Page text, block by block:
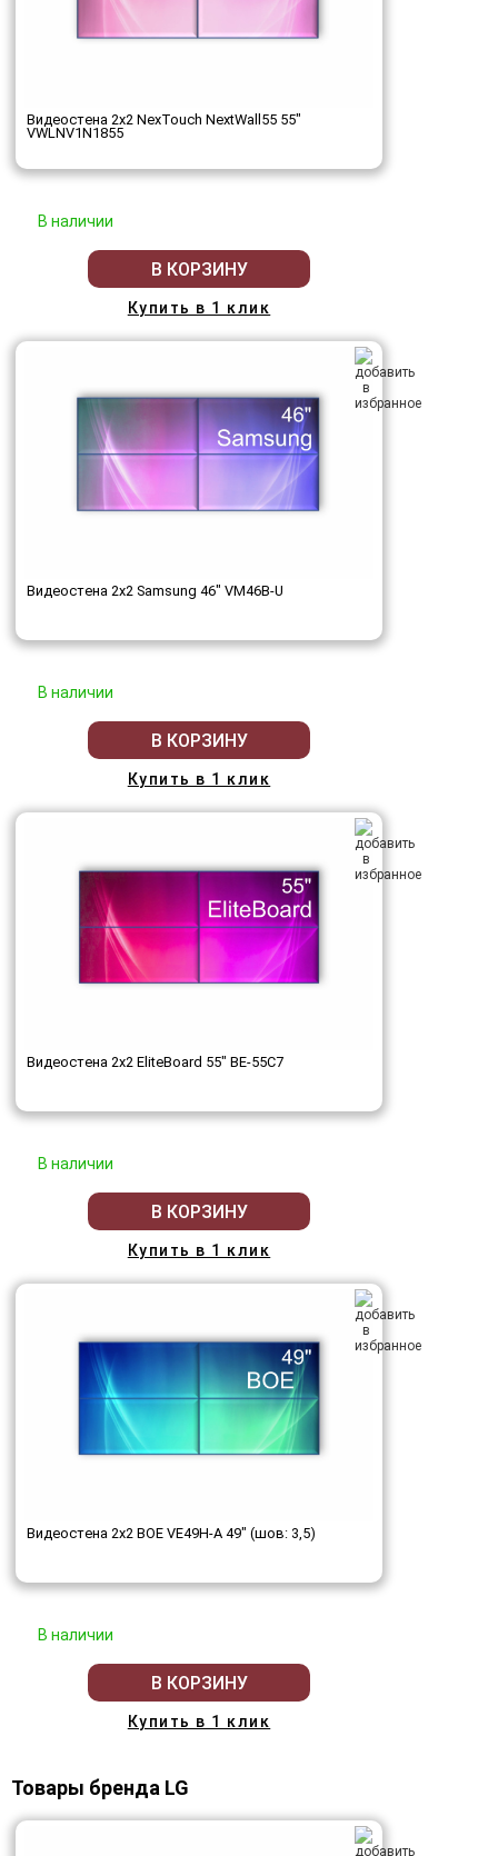
Видеостена 2x2 NexTouch NextWall55 55"
VWLNV1N1855
В наличии
В КОРЗИНУ
Купить в 1 клик
Видеостена 2x2 Samsung 46" VM46B-U
В наличии
В КОРЗИНУ
Купить в 1 клик
Видеостена 2x2 EliteBoard 55" BE-55C7
В наличии
В КОРЗИНУ
Купить в 1 клик
Видеостена 2x2 BOE VE49H-A 49" (шов: 3,5)
В наличии
В КОРЗИНУ
Купить в 1 клик
Товары бренда LG